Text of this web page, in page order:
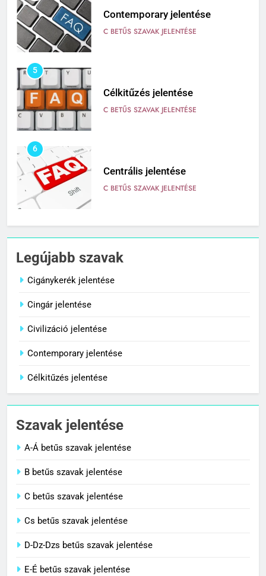
Contemporary jelentése
C BETŰS SZAVAK JELENTÉSE
5
Célkitűzés jelentése
C BETŰS SZAVAK JELENTÉSE
6
Centrális jelentése
C BETŰS SZAVAK JELENTÉSE
7
Céltudatos jelentése
8
Centenárium jelentése
1
Cigánykerék jelentése
C BETŰS SZAVAK JELENTÉSE
C BETŰS SZAVAK JELENTÉSE
3
Civilizáció jelentése
Legújabb szavak
Cigánykerék jelentése
Cingár jelentése
Civilizáció jelentése
Contemporary jelentése
Célkitűzés jelentése
Szavak jelentése
A-Á betűs szavak jelentése
B betűs szavak jelentése
C betűs szavak jelentése
Cs betűs szavak jelentése
D-Dz-Dzs betűs szavak jelentése
E-É betűs szavak jelentése